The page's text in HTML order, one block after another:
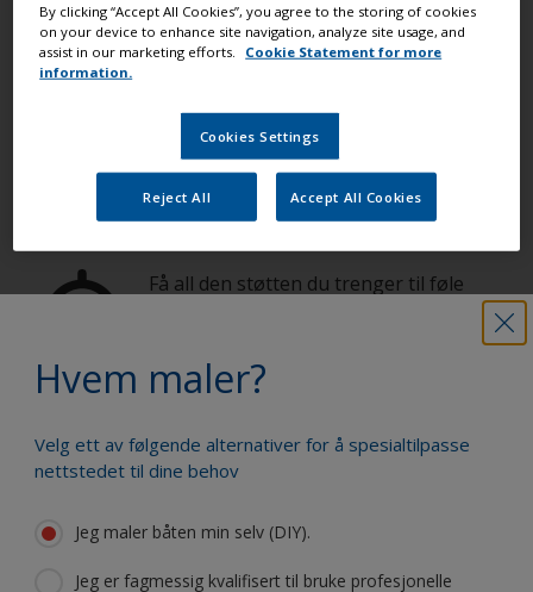
Hvem maler?
Velg ett av følgende alternativer for å spesialtilpasse
nettstedet til dine behov
Jeg maler båten min selv (DIY).
Jeg er fagmessig kvalifisert til bruke profesjonelle
Mal båten din som en proff
Finn de beste produktene for å holde
båten din i topp stand
Få all den støtten du trenger til føle
og vitenskapelige kompetanse
By clicking “Accept All Cookies”, you agree to the storing of cookies
on your device to enhance site navigation, analyze site usage, and
assist in our marketing efforts.
Cookie Statement for more
information.
Cookies Settings
Reject All Accept All Cookies